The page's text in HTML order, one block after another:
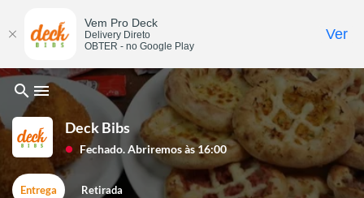
search menu
Deck Bibs
lens Fechado. Abriremos às 16:00
Entrega Retirada
Vem Pro Deck
Delivery Direto
OBTER - no Google Play
Ver